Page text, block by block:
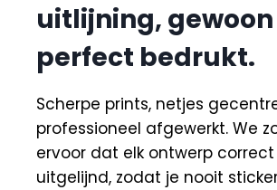
uitlijning, gewoon
perfect bedrukt.
Scherpe prints, netjes
professioneel afgewerkt. We
ervoor dat elk ontwerp
uitgelijnd, zodat je nooit